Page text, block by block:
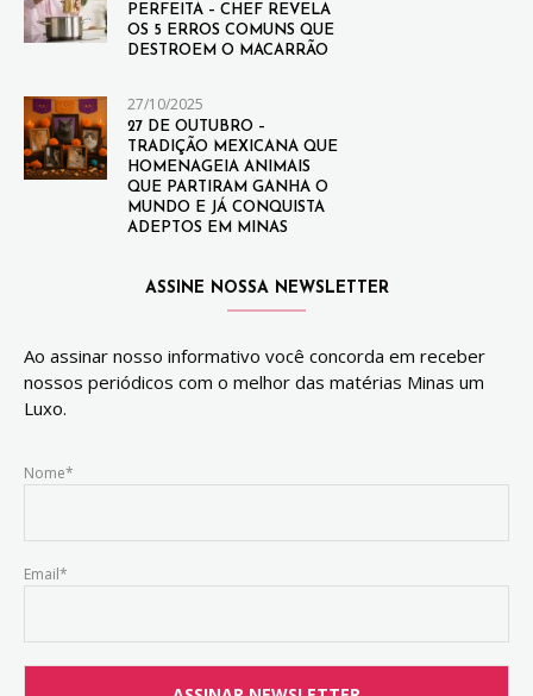
PERFEITA – CHEF REVELA
OS 5 ERROS COMUNS QUE
DESTROEM O MACARRÃO
27/10/2025
27 DE OUTUBRO –
TRADIÇÃO MEXICANA QUE
HOMENAGEIA ANIMAIS
QUE PARTIRAM GANHA O
MUNDO E JÁ CONQUISTA
ADEPTOS EM MINAS
ASSINE NOSSA NEWSLETTER
Ao assinar nosso informativo você concorda em receber
nossos periódicos com o melhor das matérias Minas um
Luxo.
Nome*
Email*